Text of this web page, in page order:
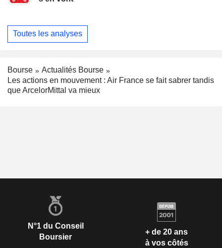
Toutes les analyses
Bourse
Actualités Bourse
Les actions en mouvement : Air France se fait sabrer tandis
que ArcelorMittal va mieux
N°1 du Conseil
Boursier
+ de 20 ans
à vos côtés